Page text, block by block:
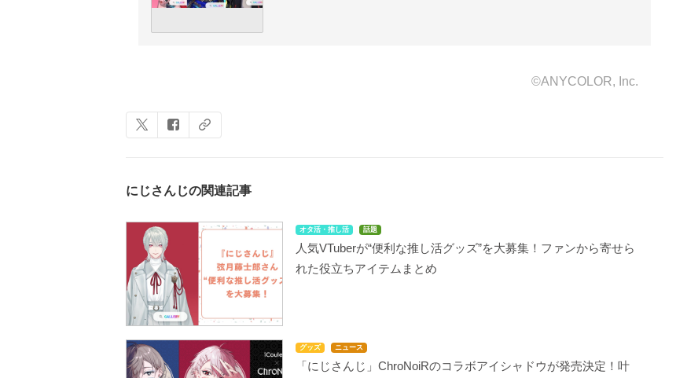
©ANYCOLOR, Inc.
にじさんじの関連記事
オタ活・推し活 話題
人気VTuberが“便利な推し活グッズ”を大募集！ファンから寄せら
れた役立ちアイテムまとめ
グッズ ニュース
「にじさんじ」ChroNoiRのコラボアイシャドウが発売決定！叶